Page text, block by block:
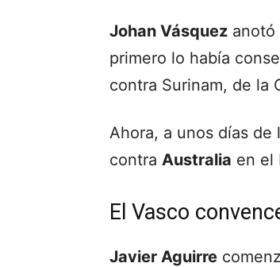
Johan Vásquez anotó
primero lo había
contra Surinam, de la
Ahora, a unos días de
contra Australia en el
El Vasco
Javier Aguirre